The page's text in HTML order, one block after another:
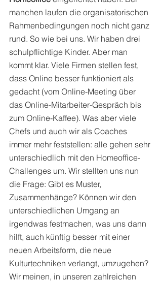
manchen laufen die organisatorischen
Rahmenbedingungen noch nicht ganz
rund. So wie bei uns. Wir haben drei
schulpflichtige Kinder. Aber man
kommt klar. Viele Firmen stellen fest,
dass Online besser funktioniert als
gedacht (vom Online-Meeting über
das Online-Mitarbeiter-Gespräch bis
zum Online-Kaffee). Was aber viele
Chefs und auch wir als Coaches
immer mehr feststellen: alle gehen sehr
unterschiedlich mit den Homeoffice-
Challenges um. Wir stellten uns nun
die Frage: Gibt es Muster,
Zusammenhänge? Können wir den
unterschiedlichen Umgang an
irgendwas festmachen, was uns dann
hilft, auch künftig besser mit einer
neuen Arbeitsform, die neue
Kulturtechniken verlangt, umzugehen?
Wir meinen, in unseren zahlreichen